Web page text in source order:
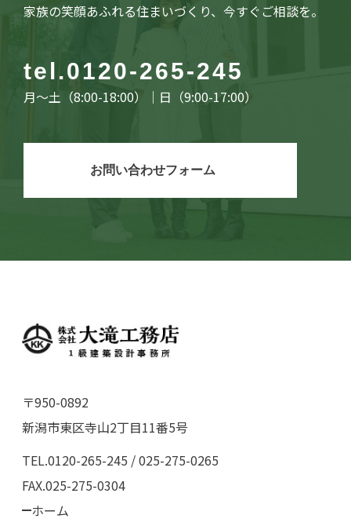
家族の笑顔あふれる住まいづくり、今すぐご相談を。
tel.0120-265-245
月〜土（8:00-18:00）｜日（9:00-17:00）
お問い合わせフォーム
〒950-0892
新潟市東区寺山2丁目11番5号
TEL.0120-265-245 / 025-275-0265
FAX.025-275-0304
ホーム